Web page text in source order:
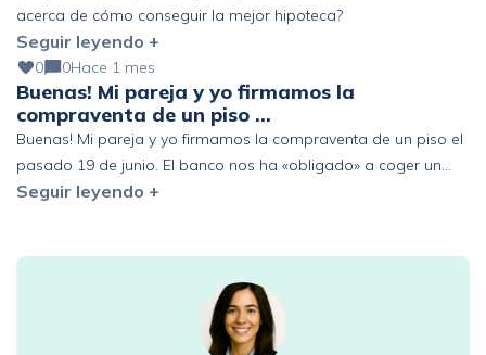
acerca de cómo conseguir la mejor hipoteca?
Seguir leyendo +
0 0Hace 1 mes
Buenas! Mi pareja y yo firmamos la
compraventa de un piso …
Buenas! Mi pareja y yo firmamos la compraventa de un piso el
pasado 19 de junio. El banco nos ha «obligado» a coger un
seguro de vida de prima única de 6 años y estamos pensando
Seguir leyendo +